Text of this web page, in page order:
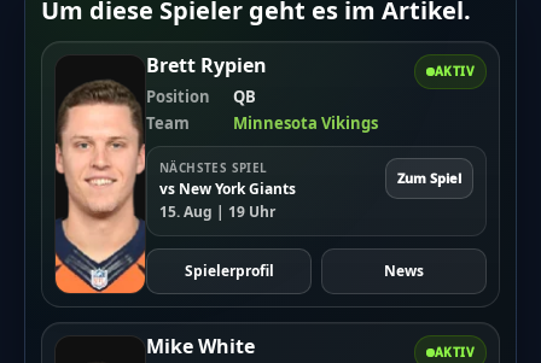
Um diese Spieler geht es im Artikel.
AKTIV
Brett Rypien
Position
QB
Team
Minnesota Vikings
NÄCHSTES SPIEL
vs New York Giants
15. Aug | 19 Uhr
Zum Spiel
Spielerprofil News
AKTIV
Mike White